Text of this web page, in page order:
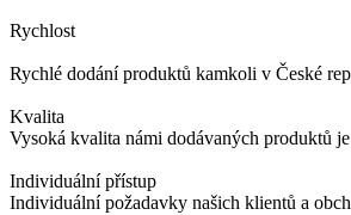
Rychlost
Rychlé dodání produktů kamkoli v České
Kvalita
Vysoká kvalita námi dodávaných produktů
Individuální přístup
Individuální požadavky našich klientů a